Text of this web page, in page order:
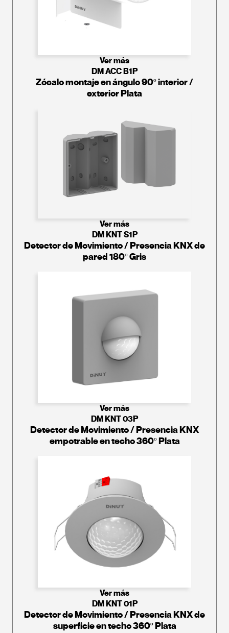
Ver más
DM ACC B1P
Zócalo montaje en ángulo 90º interior /
exterior Plata
Ver más
DM KNT S1P
Detector de Movimiento / Presencia KNX de
pared 180º Gris
Ver más
DM KNT 03P
Detector de Movimiento / Presencia KNX
empotrable en techo 360º Plata
Ver más
DM KNT 01P
Detector de Movimiento / Presencia KNX de
superficie en techo 360º Plata